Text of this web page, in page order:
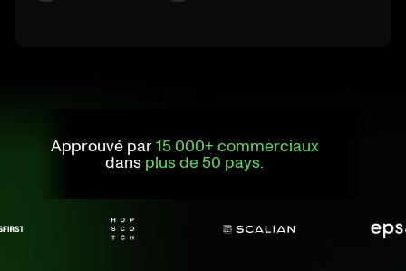
Approuvé par15 000+ commerciaux
dans plus de 50 pays.